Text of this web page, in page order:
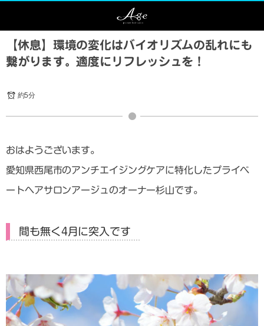
【休息】環境の変化はバイオリズムの乱れにも
繋がります。適度にリフレッシュを！
約5分
おはようございます。
愛知県西尾市のアンチエイジングケアに特化したプライベ
ートヘアサロンアージュのオーナー杉山です。
間も無く4月に突入です